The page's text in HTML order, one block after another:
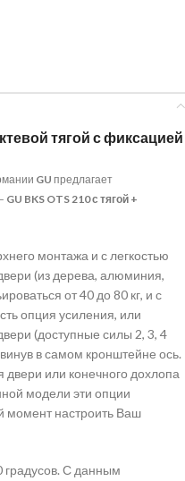
тягой с фиксацией
GU предлагает
GU BKS OTS 210 с тягой +
монтажа и с легкостью
(из дерева, алюминия,
от 40 до 80 кг, и с
опция усиления, или
(доступные силы 2, 3, 4
в самом кронштейне ось.
двери или конечного дохлопа
модели эти опции
момент настроить Ваш
С данным